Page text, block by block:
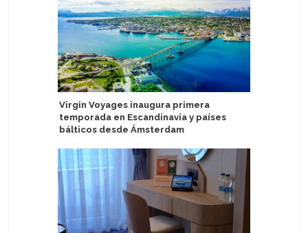
Virgin Voyages inaugura primera
temporada en Escandinavia y países
bálticos desde Ámsterdam